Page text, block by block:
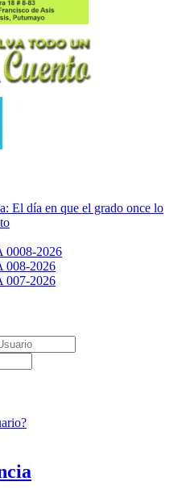
El día en que el grado once lo
2026
2026
2026